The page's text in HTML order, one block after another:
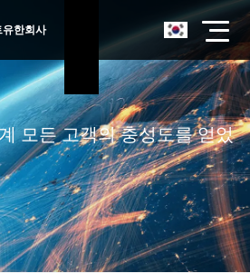
유한회사
모든 고객의 충성도를 얻었